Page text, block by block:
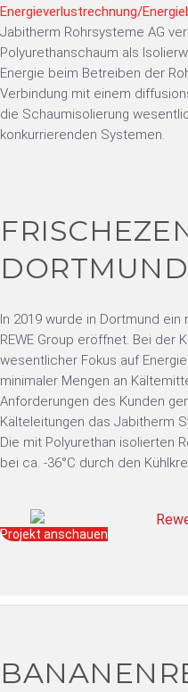
Energieverlustrechnung/
Jabitherm Rohrsysteme AG
Polyurethanschaum als
Energie beim Betreiben der
Verbindung mit einem
die Schaumisolierung
konkurrierenden Systemen.
DORTMUND
In 2019 wurde in Dortmund
REWE Group eröffnet. Bei der
wesentlicher Fokus auf
minimaler Mengen an
Anforderungen des Kunden
Kälteleitungen das Jabitherm
Die mit Polyurethan isolierten
bei ca. -36°C durch den
Projekt anschauen